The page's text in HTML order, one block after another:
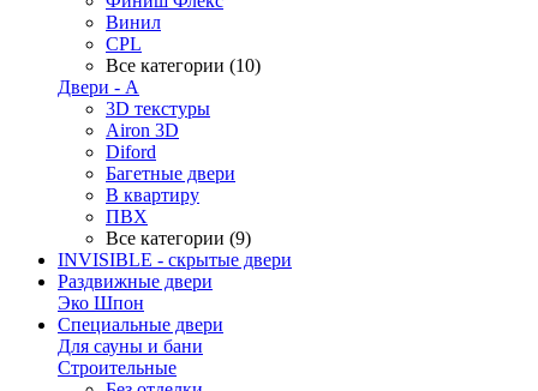
Винил
CPL
Все категории (10)
Двери - А
3D текстуры
Airon 3D
Diford
Багетные двери
В квартиру
ПВХ
Все категории (9)
INVISIBLE - скрытые двери
Раздвижные двери
Эко Шпон
Специальные двери
Для сауны и бани
Строительные